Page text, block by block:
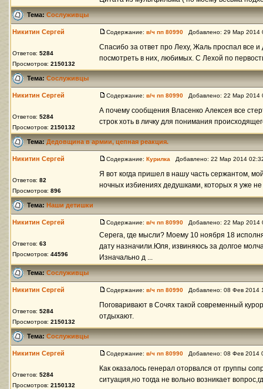
Тема:Сослуживцы
Никитин Сергей
Ответов: 5284
Просмотров: 2150132
Содержание: в/ч пп 80990 Добавлено: 29 Мар
Спасибо за ответ про Леху, Жаль проспал все
посмотреть в них, любимых. С Лехой по
Тема:Сослуживцы
Никитин Сергей
Ответов: 5284
Просмотров: 2150132
Содержание: в/ч пп 80990 Добавлено: 22 Мар
А почему сообщения Власенко Алексея все
строк хоть в личку для понимания
Тема:Дедовщина в армии, цепная реакция.
Никитин Сергей
Ответов: 82
Просмотров: 896
Содержание: Курилка Добавлено: 22 Мар 2014
Я вот когда пришел в нашу часть сержантом,
ночных избиениях дедушками, которых я уже
Тема:Наши детишки
Никитин Сергей
Ответов: 63
Просмотров: 44596
Содержание: в/ч пп 80990 Добавлено: 22 Мар
Серега, где мысли? Моему 10 ноября 18
дату назначили.Юля, извиняюсь за долгое
Изначально д ...
Тема:Сослуживцы
Никитин Сергей
Ответов: 5284
Просмотров: 2150132
Содержание: в/ч пп 80990 Добавлено: 08 Фев
Поговаривают в Сочях такой современный
отдыхают.
Тема:Сослуживцы
Никитин Сергей
Ответов: 5284
Просмотров: 2150132
Содержание: в/ч пп 80990 Добавлено: 08 Фев
Как оказалось генерал оторвался от группы
ситуация,но тогда не вольно возникает